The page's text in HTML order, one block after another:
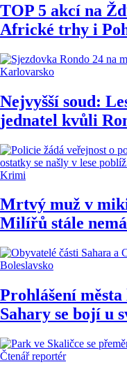
TOP 5 akcí na
Africké trhy i
Karlovarsko
Nejvyšší soud:
jednatel kvůli
Krimi
Mrtvý muž v
Milířů stále
Boleslavsko
Prohlášení
Sahary se bojí u
Čtenář reportér